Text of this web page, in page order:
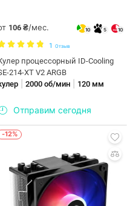
106 ₴/мес. 10 5 10
1 Отзыв
процессорный ID-Cooling
214-XT V2 ARGB
2000 об/мин 120 мм
Отправим сегодня
-12%